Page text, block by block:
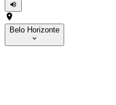
Belo Horizonte